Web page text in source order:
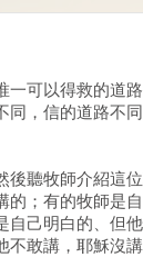
可以得救的道
同，信的道路不
聽牧師介紹這
；有的牧師是
自己明白的、但
敢講，耶穌沒